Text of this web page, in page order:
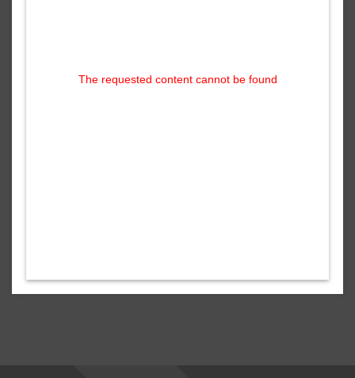
The requested content cannot be found